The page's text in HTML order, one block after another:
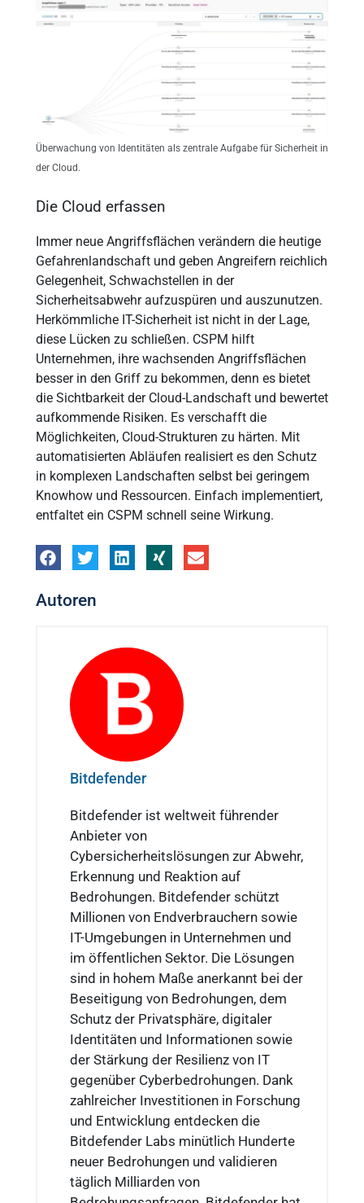
Überwachung von Identitäten als zentrale Aufgabe für Sicherheit in
der Cloud.
Die Cloud erfassen
Immer neue Angriffsflächen verändern die heutige
Gefahrenlandschaft und geben Angreifern reichlich
Gelegenheit, Schwachstellen in der
Sicherheitsabwehr aufzuspüren und auszunutzen.
Herkömmliche IT-Sicherheit ist nicht in der Lage,
diese Lücken zu schließen. CSPM hilft
Unternehmen, ihre wachsenden Angriffsflächen
besser in den Griff zu bekommen, denn es bietet
die Sichtbarkeit der Cloud-Landschaft und bewertet
aufkommende Risiken. Es verschafft die
Möglichkeiten, Cloud-Strukturen zu härten. Mit
automatisierten Abläufen realisiert es den Schutz
in komplexen Landschaften selbst bei geringem
Knowhow und Ressourcen. Einfach implementiert,
entfaltet ein CSPM schnell seine Wirkung.
Autoren
Bitdefender
Bitdefender ist weltweit führender
Anbieter von
Cybersicherheitslösungen zur Abwehr,
Erkennung und Reaktion auf
Bedrohungen. Bitdefender schützt
Millionen von Endverbrauchern sowie
IT-Umgebungen in Unternehmen und
im öffentlichen Sektor. Die Lösungen
sind in hohem Maße anerkannt bei der
Beseitigung von Bedrohungen, dem
Schutz der Privatsphäre, digitaler
Identitäten und Informationen sowie
der Stärkung der Resilienz von IT
gegenüber Cyberbedrohungen. Dank
zahlreicher Investitionen in Forschung
und Entwicklung entdecken die
Bitdefender Labs minütlich Hunderte
neuer Bedrohungen und validieren
täglich Milliarden von